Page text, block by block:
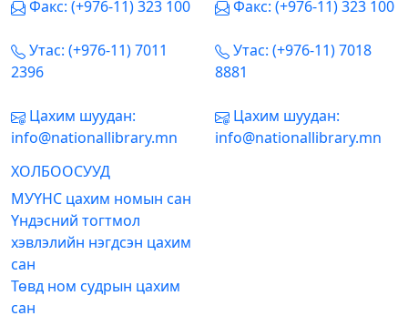
Факс: (+976-11) 323 100
Утас: (+976-11) 7011
2396
Цахим шуудан:
info@nationallibrary.mn
Факс: (+976-11) 323 100
Утас: (+976-11) 7018
8881
Цахим шуудан:
info@nationallibrary.mn
ХОЛБООСУУД
МУҮНС цахим номын сан
Үндэсний тогтмол
хэвлэлийн нэгдсэн цахим
сан
Төвд ном судрын цахим
сан